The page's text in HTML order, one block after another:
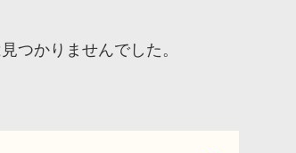
つかりませんでした。